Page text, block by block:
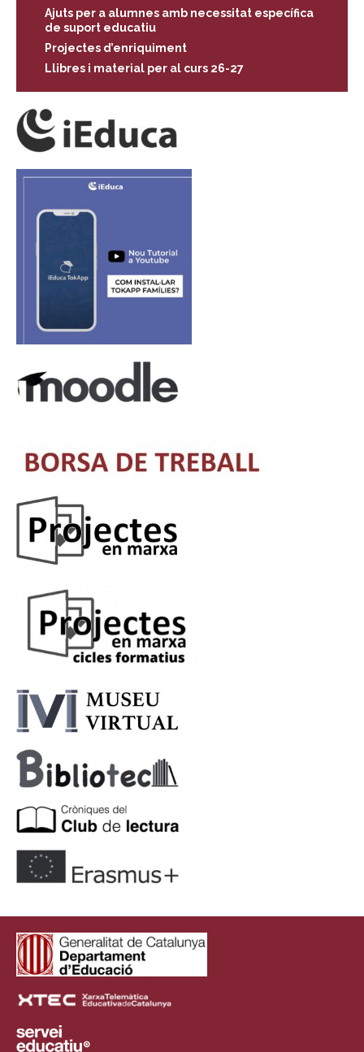
Ajuts per a alumnes amb necessitat específica
de suport educatiu
Projectes d’enriquiment
Llibres i material per al curs 26-27